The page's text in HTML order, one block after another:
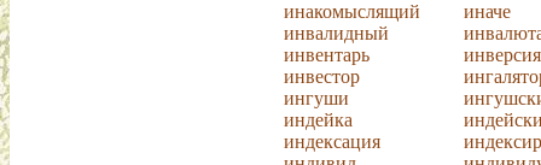
инакомыслящий
иначе
инвалидный
инвентарь
инверсия
инвестор
ингуши
индейка
индексация